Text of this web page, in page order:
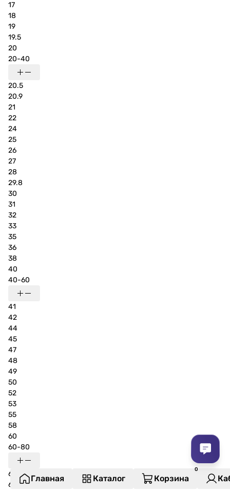
17
18
19
19.5
20
20-40
20.5
20.9
21
22
24
25
26
27
28
29.8
30
31
32
33
35
36
38
40
40-60
41
42
44
45
47
48
49
50
52
53
55
58
60
60-80
62
65
Главная Каталог Корзина